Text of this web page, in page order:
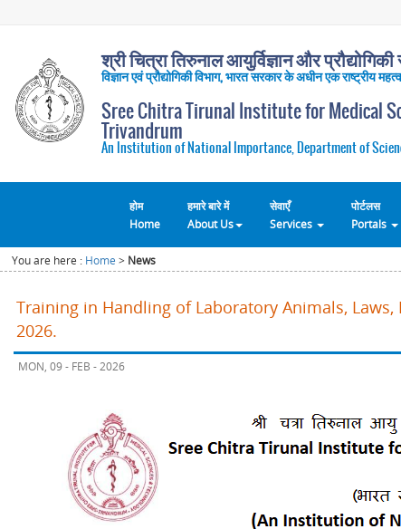
श्री चित्रा तिरुनाल आयुर्विज्ञान और
विज्ञान एवं प्रौद्योगिकी विभाग, भारत सरकार के अधीन एक राष्ट्रीय
Sree Chitra Tirunal Institute for Medical
Trivandrum
An Institution of National Importance, Department of
होम
Home
हमारे बारे में
About Us
सेवाएँ
Services
पोर्टलस
Portals
You are here : Home > News
Training in Handling of Laboratory Animals,
2026.
MON, 09 - FEB - 2026